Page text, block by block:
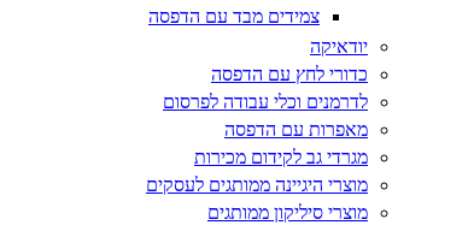
צמידים מבד עם הדפסה
יודאיקה
כדורי לחץ עם הדפסה
לדרמנים וכלי עבודה לפרסום
מאפרות עם הדפסה
מגרדי גב לקידום מכירות
מוצרי היגיינה ממותגים לעסקים
מוצרי סיליקון ממותגים